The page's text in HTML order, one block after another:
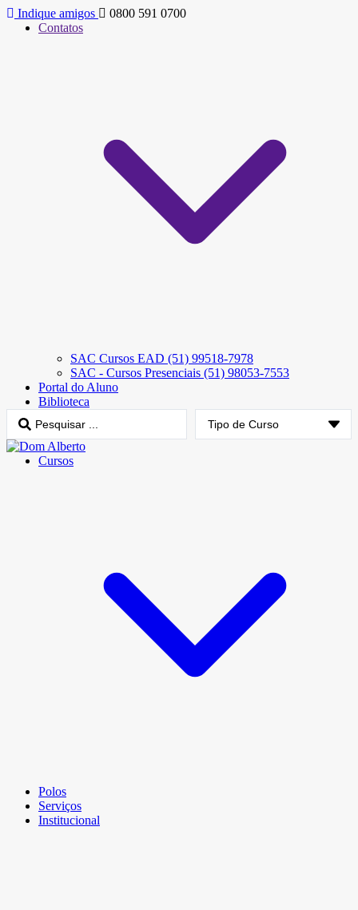
Indique amigos
0800 591 0700
Contatos
SAC Cursos EAD (51) 99518-7978
SAC - Cursos Presenciais (51) 98053-7553
Portal do Aluno
Biblioteca
Cursos
Polos
Serviços
Institucional